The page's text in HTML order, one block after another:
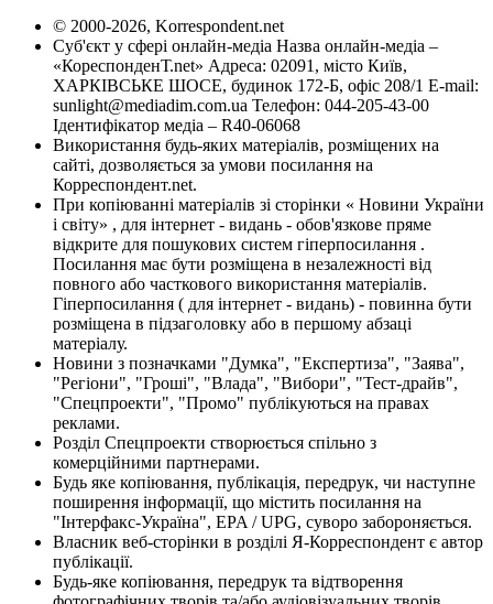
© 2000-2026, Korrespondent.net
Суб'єкт у сфері онлайн-медіа Назва онлайн-медіа –
«КореспонденТ.net» Адреса: 02091, місто Київ,
ХАРКІВСЬКЕ ШОСЕ, будинок 172-Б, офіс 208/1 E-mail:
sunlight@mediadim.com.ua Телефон: 044-205-43-00
Ідентифікатор медіа – R40-06068
Використання будь-яких матеріалів, розміщених на
сайті, дозволяється за умови посилання на
Корреспондент.net.
При копіюванні матеріалів зі сторінки « Новини України
і світу» , для інтернет - видань - обов'язкове пряме
відкрите для пошукових систем гіперпосилання .
Посилання має бути розміщена в незалежності від
повного або часткового використання матеріалів.
Гіперпосилання ( для інтернет - видань) - повинна бути
розміщена в підзаголовку або в першому абзаці
матеріалу.
Новини з позначками "Думка", "Експертиза", "Заява",
"Регіони", "Гроші", "Влада", "Вибори", "Тест-драйв",
"Спецпроекти", "Промо" публікуються на правах
реклами.
Розділ Спецпроекти створюється спільно з
комерційними партнерами.
Будь яке копіювання, публікація, передрук, чи наступне
поширення інформації, що містить посилання на
"Інтерфакс-Україна", EPA / UPG, суворо забороняється.
Власник веб-сторінки в розділі Я-Корреспондент є автор
публікації.
Будь-яке копіювання, передрук та відтворення